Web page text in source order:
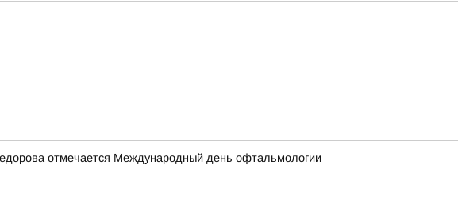
отмечается Международный день офтальмологии